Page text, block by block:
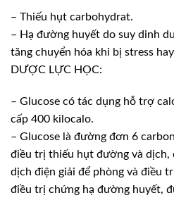
– Thiếu hụt carbohydrat.
– Hạ đường huyết do suy dinh
tăng chuyển hóa khi bị stress
DƯỢC LỰC HỌC:
– Glucose có tác dụng hỗ trợ
cấp 400 kilocalo.
– Glucose là đường đơn 6
điều trị thiếu hụt đường và dịch,
dịch điện giải để phòng và điều
điều trị chứng hạ đường huyết,